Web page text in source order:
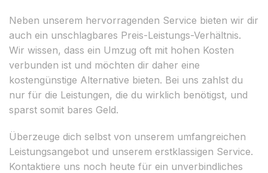
Neben unserem hervorragenden Service bieten wir dir
auch ein unschlagbares Preis-Leistungs-Verhältnis.
Wir wissen, dass ein Umzug oft mit hohen Kosten
verbunden ist und möchten dir daher eine
kostengünstige Alternative bieten. Bei uns zahlst du
nur für die Leistungen, die du wirklich benötigst, und
sparst somit bares Geld.
Überzeuge dich selbst von unserem umfangreichen
Leistungsangebot und unserem erstklassigen Service.
Kontaktiere uns noch heute für ein unverbindliches